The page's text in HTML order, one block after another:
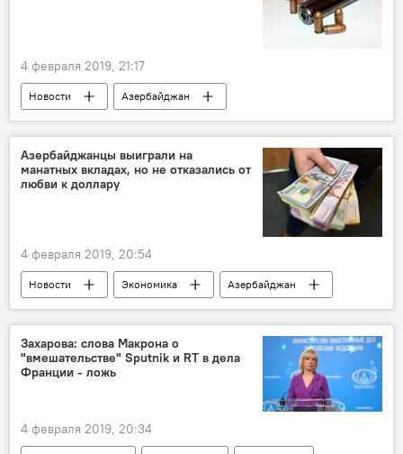
4 февраля 2019, 21:17
Новости
Азербайджан
Происшествия
ЖИЗНЬ
Азербайджанцы выиграли на
манатных вкладах, но не отказались от
любви к доллару
4 февраля 2019, 20:54
Новости Экономика Азербайджан
Захарова: слова Макрона о
"вмешательстве" Sputnik и RT в дела
Франции - ложь
4 февраля 2019, 20:34